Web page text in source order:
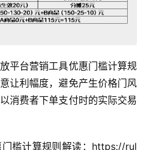
平台营销工具优惠门槛计算规
让利幅度，避免产生价格门风
消费者下单支付时的实际交易
槛计算规则解读：https://rul